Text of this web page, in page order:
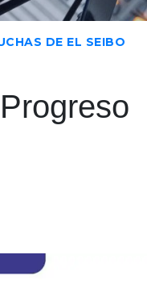
DE EL SEIBO